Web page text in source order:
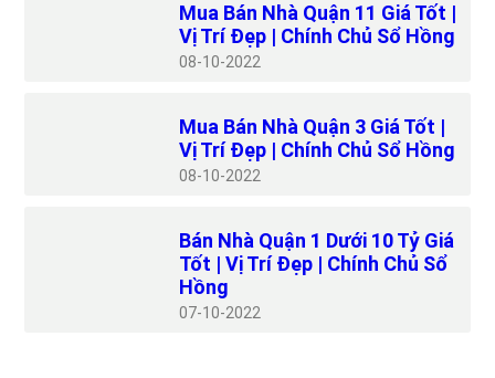
Mua Bán Nhà Quận 11 Giá Tốt |
Vị Trí Đẹp | Chính Chủ Sổ Hồng
08 10-2022
Mua Bán Nhà Quận 3 Giá Tốt |
Vị Trí Đẹp | Chính Chủ Sổ Hồng
08 10-2022
Bán Nhà Quận 1 Dưới 10 Tỷ Giá
Tốt | Vị Trí Đẹp | Chính Chủ Sổ
Hồng
07 10-2022